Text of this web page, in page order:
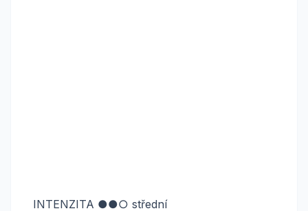
INTENZITA ●●○ střední